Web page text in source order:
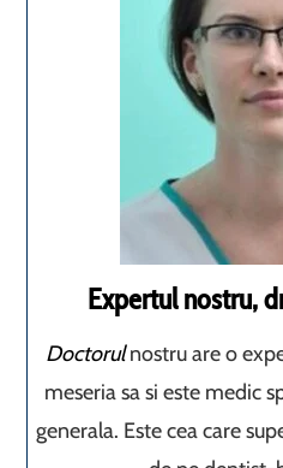
Expertul nostru,
Doctorulnostru are o
meseria sa si este medic
generala. Este cea care